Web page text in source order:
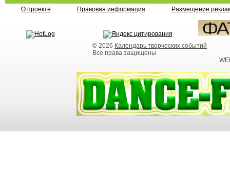
О проекте Правовая информация Размещение
© 2026 Календарь творческих событий
Все права защищены